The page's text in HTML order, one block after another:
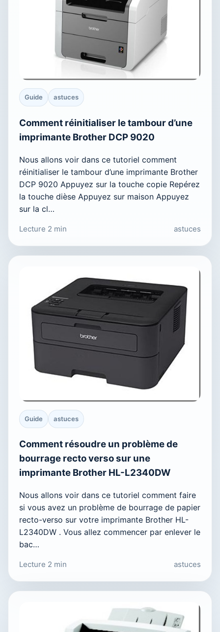
Guide astuces
Comment réinitialiser le tambour d’une
imprimante Brother DCP 9020
Nous allons voir dans ce tutoriel comment
réinitialiser le tambour d’une imprimante Brother
DCP 9020 Appuyez sur la touche copie Repérez
la touche dièse Appuyez sur maison Appuyez
sur la cl…
Lecture 2 min astuces
Guide astuces
Comment résoudre un problème de
bourrage recto verso sur une
imprimante Brother HL-L2340DW
Nous allons voir dans ce tutoriel comment faire
si vous avez un problème de bourrage de papier
recto-verso sur votre imprimante Brother HL-
L2340DW . Vous allez commencer par enlever le
bac…
Lecture 2 min astuces